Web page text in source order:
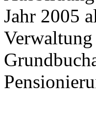
Jahr 2005